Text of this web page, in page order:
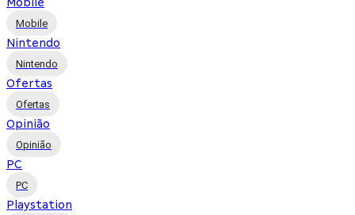
Mobile
Nintendo
Nintendo
Ofertas
Ofertas
Opinião
Opinião
PC
PC
Playstation